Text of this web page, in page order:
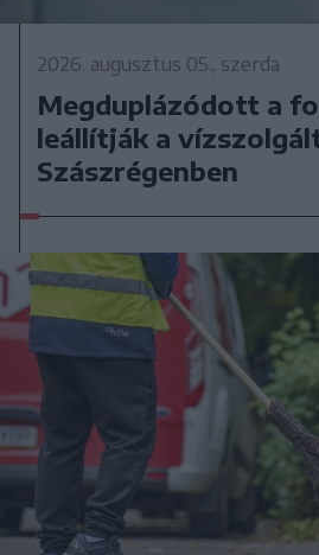
2026. augusztus 05., szerda
Megduplázódott a
leállítják a
Szászrégenben